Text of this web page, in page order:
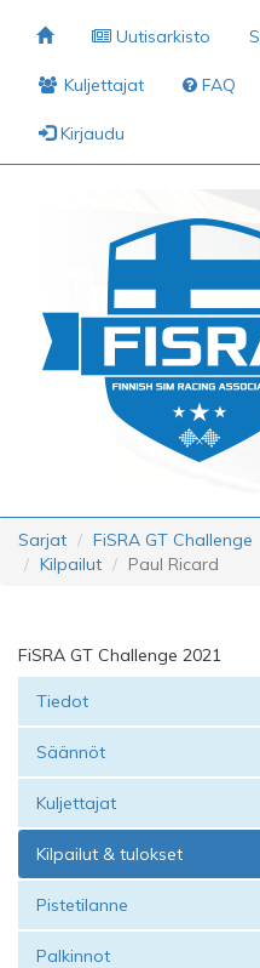
Uutisarkisto
Kuljettajat FAQ
Kirjaudu
Sarjat FiSRA GT Challenge
Kilpailut
Paul Ricard
FiSRA GT Challenge 2021
Tiedot
Säännöt
Kuljettajat
Kilpailut & tulokset
Pistetilanne
Palkinnot